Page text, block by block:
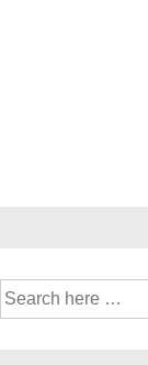
Suche
nach: